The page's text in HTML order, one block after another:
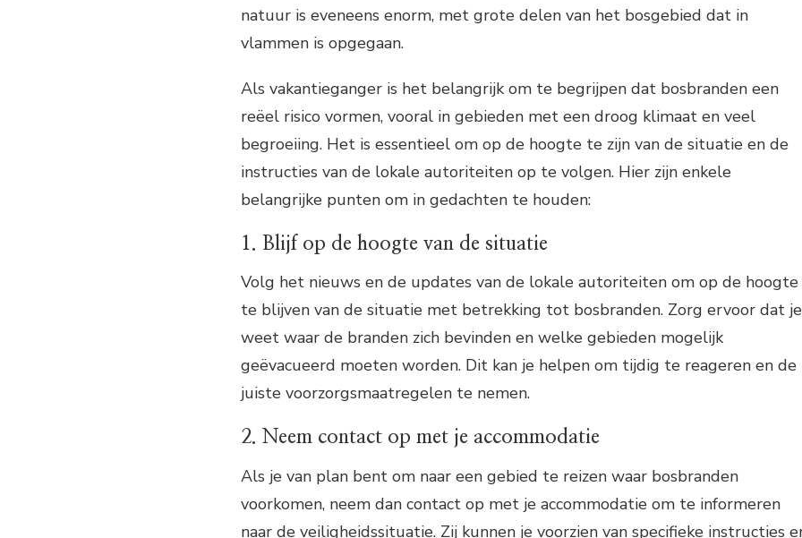
natuur is eveneens enorm, met grote delen van het bosgebied dat in
vlammen is opgegaan.
Als vakantieganger is het belangrijk om te begrijpen dat bosbranden een
reëel risico vormen, vooral in gebieden met een droog klimaat en veel
begroeiing. Het is essentieel om op de hoogte te zijn van de situatie en de
instructies van de lokale autoriteiten op te volgen. Hier zijn enkele
belangrijke punten om in gedachten te houden:
1. Blijf op de hoogte van de situatie
Volg het nieuws en de updates van de lokale autoriteiten om op de hoogte
te blijven van de situatie met betrekking tot bosbranden. Zorg ervoor dat je
weet waar de branden zich bevinden en welke gebieden mogelijk
geëvacueerd moeten worden. Dit kan je helpen om tijdig te reageren en de
juiste voorzorgsmaatregelen te nemen.
2. Neem contact op met je accommodatie
Als je van plan bent om naar een gebied te reizen waar bosbranden
voorkomen, neem dan contact op met je accommodatie om te informeren
naar de veiligheidssituatie. Zij kunnen je voorzien van specifieke instructies